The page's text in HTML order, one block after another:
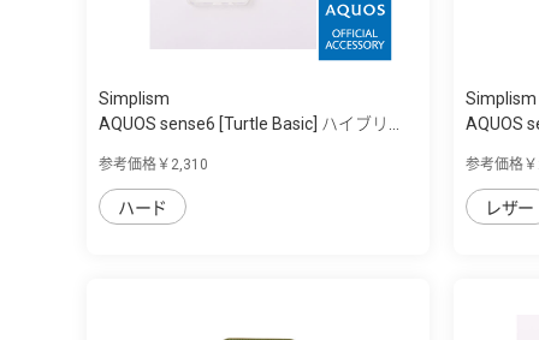
Simplism
AQUOS sense6 [Turtle Basic] ハイブリ...
参考価格￥2,310
ハード
Simplism
AQUOS
参考価格
レザー